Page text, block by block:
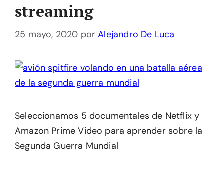
streaming
25 mayo, 2020 porAlejandro De Luca
Seleccionamos 5 documentales de Netflix y
Amazon Prime Video para aprender sobre la
Segunda Guerra Mundial